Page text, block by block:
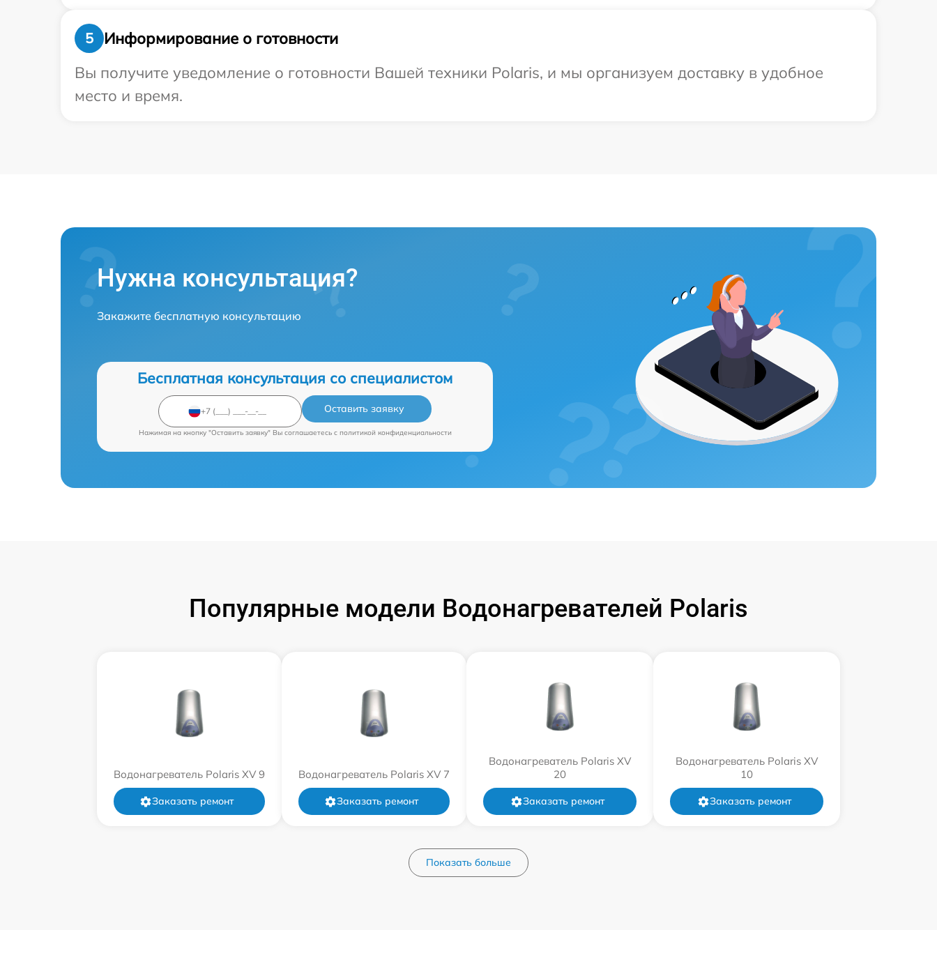
5
Информирование о готовности
Вы получите уведомление о готовности Вашей техники Polaris, и мы организуем доставку в удобное
место и время.
Нужна консультация?
Закажите бесплатную консультацию
Бесплатная консультация со специалистом
Оставить заявку
Нажимая на кнопку "Оставить заявку" Вы соглашаетесь c политикой конфиденциальности
Популярные модели Водонагревателей Polaris
Водонагреватель Polaris XV 9
Заказать ремонт
Водонагреватель Polaris XV 7
Заказать ремонт
Водонагреватель Polaris XV
20
Заказать ремонт
Водонагреватель Polaris XV
10
Заказать ремонт
Показать больше